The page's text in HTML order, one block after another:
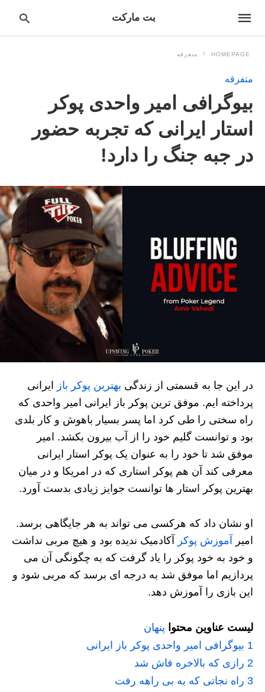
بت مارکت
HOMEPAGE متفرقه
متفرقه
بیوگرافی امیر واحدی پوکر
استار ایرانی که تجربه حضور
در جبه جنگ را دارد!
در این جا به قسمتی از زندگی بهترین پوکر باز
ایرانی
پرداخته ایم. موفق ترین پوکر باز ایرانی امیر واحدی که
راه سختی را طی کرد اما پسر بسیار باهوش و کار بلدی
بود و توانست گلیم خود را از آب بیرون بکشد. امیر
موفق شد تا خود را به عنوان یک پوکر استار ایرانی
معرفی کند آن هم پوکر استاری که در امریکا و در میان
بهترین پوکر استار ها توانست جوایز زیادی بدست آورد.
او نشان داد که هرکسی می تواند به هر جایگاهی برسد.
امیر
آموزش پوکر
آکادمیک ندیده بود و هیچ مربی نداشت
و خود به خود پوکر را یاد گرفت که به چگونگی آن می
پردازیم اما موفق شد به درجه ای برسد که مربی شود و
این بازی را آموزش دهد.
لیست عناوین محتوا پنهان
1 بیوگرافی امیر واحدی پوکر باز ایرانی
2 رازی که بالاخره فاش شد
3 راه نجاتی که به بی راهه رفت